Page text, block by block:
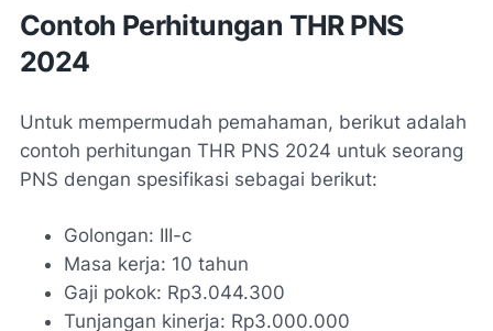
Contoh Perhitungan THR PNS
2024
Untuk mempermudah pemahaman, berikut adalah
contoh perhitungan THR PNS 2024 untuk seorang
PNS dengan spesifikasi sebagai berikut:
Golongan: III-c
Masa kerja: 10 tahun
Gaji pokok: Rp3.044.300
Tunjangan kinerja: Rp3.000.000